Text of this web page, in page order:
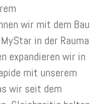
wir mit dem Bau
in der Rauma
expandieren wir in
mit unserem
wir seit dem